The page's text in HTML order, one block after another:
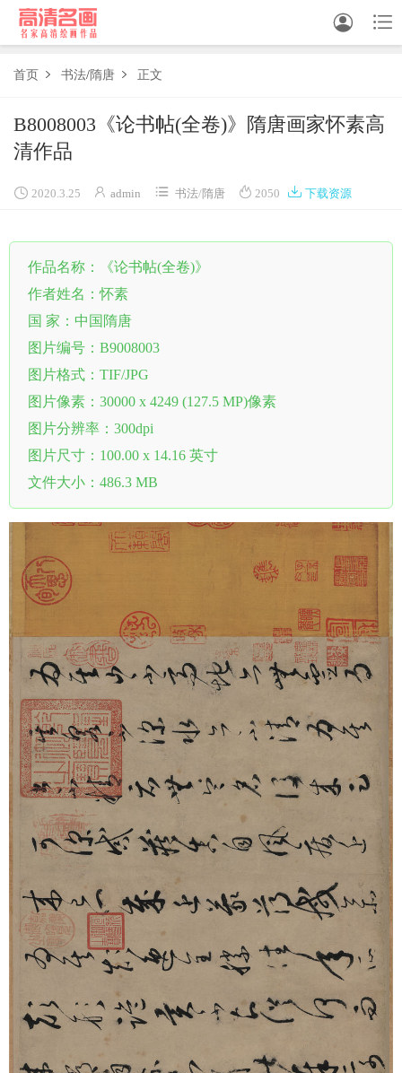


中国画
油画
白描
书法
精选
中国画家
西方画家
首页  书法/隋唐  正文
B8008003《论书帖(全卷)》隋唐画家怀素高
清作品
 2020.3.25  admin  书法/隋唐  2050  下载资源
作品名称：《论书帖(全卷)》
作者姓名：怀素
国 家：中国隋唐
图片编号：B9008003
图片格式：TIF/JPG
图片像素：30000 x 4249 (127.5 MP)像素
图片分辨率：300dpi
图片尺寸：100.00 x 14.16 英寸
文件大小：486.3 MB